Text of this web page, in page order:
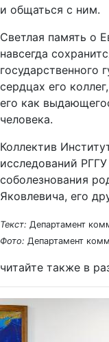
и общаться с ним.
Светлая память о
навсегда
государственного
сердцах его
его как
человека.
Коллектив
исследований
соболезнования
Яковлевича, его
Текст: Департамент
Фото: Департамент
читайте также в